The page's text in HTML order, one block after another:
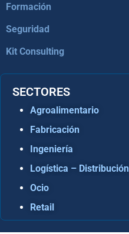
Formación
Seguridad
Kit Consulting
SECTORES
Agroalimentario
Fabricación
Ingeniería
Logística – Distribución
Ocio
Retail